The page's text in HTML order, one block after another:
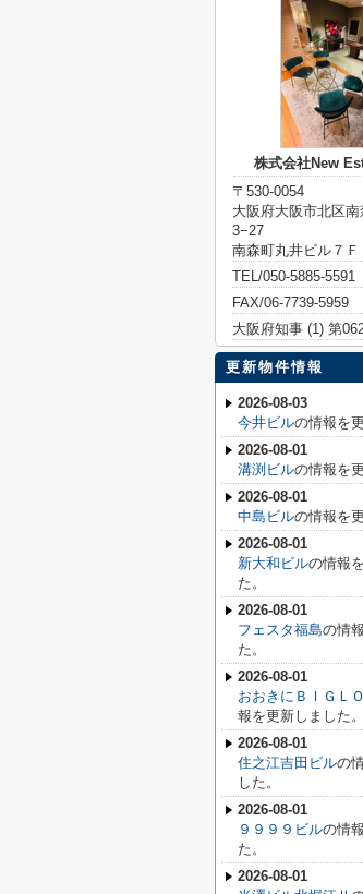
株式会社New
〒530-0054
大阪府大阪市北区南
3−27
南森町丸井ビル７Ｆ
TEL/050-5885-5591
FAX/06-7739-5959
大阪府知事 (1) 第
更新物件情報
2026-08-03
今井ビルの情報を
2026-08-01
溝渕ビルの情報を
2026-08-01
中島ビルの情報を
2026-08-01
新大和ビルの情報
た。
2026-08-01
フェスタ福島の情
た。
2026-08-01
おおきにＢＩＧＬ
報を更新しました。
2026-08-01
住之江吉田ビルの
した。
2026-08-01
９９９９ビルの情
た。
2026-08-01